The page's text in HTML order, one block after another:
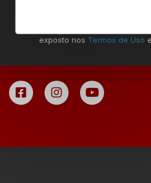
Declaro estar ciente que a
formulário permite que eu
exposto nos Termos de Uso e